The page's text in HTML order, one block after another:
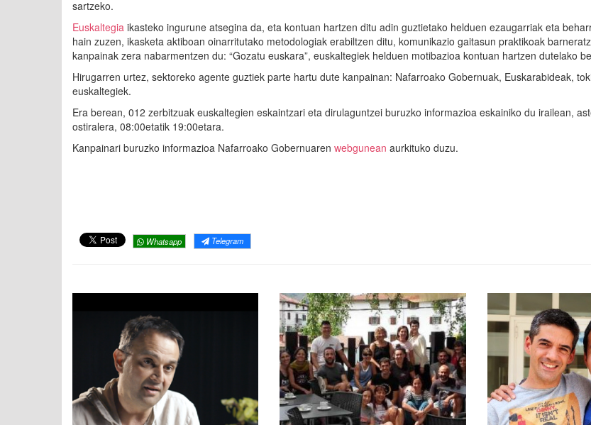
sartzeko.
Euskaltegia ikasteko ingurune atsegina da, eta kontuan hartzen ditu adin guztietako helduen ezaugarriak eta
hain zuzen, ikasketa aktiboan oinarritutako metodologiak erabiltzen ditu, komunikazio gaitasun praktikoak
kanpainak zera nabarmentzen du: “Gozatu euskara”, euskaltegiek helduen motibazioa kontuan hartzen dutelako
Hirugarren urtez, sektoreko agente guztiek parte hartu dute kanpainan: Nafarroako Gobernuak, Euskarabideak,
euskaltegiek.
Era berean, 012 zerbitzuak euskaltegien eskaintzari eta dirulaguntzei buruzko informazioa eskainiko du irailean,
ostiralera, 08:00etatik 19:00etara.
Kanpainari buruzko informazioa Nafarroako Gobernuaren webgunean aurkituko duzu.
Whatsapp Telegram